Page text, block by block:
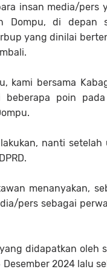
insan media/
Dompu, di depan
yang dinilai
kami bersama
beberapa poin
nanti
menanyakan,
pers sebagai
didapatkan oleh
2024 lalu